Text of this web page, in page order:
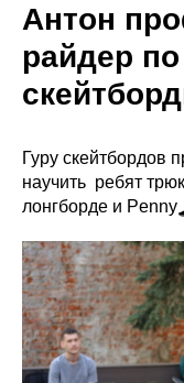
Антон
райдер
Гуру скейтбордов
научить ребят
лонгборде и